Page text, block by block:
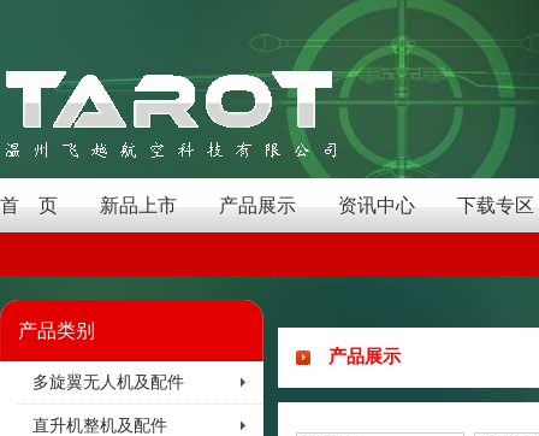
首 页 新品上市 产品展示 资讯中心 下载专区
产品类别
多旋翼无人机及配件
直升机整机及配件
产品展示